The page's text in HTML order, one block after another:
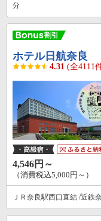
分
ホテル日航奈良
4.31 (全4111
4,546円～
（消費税込5,000円～）
ＪＲ奈良駅西口直結 /近鉄